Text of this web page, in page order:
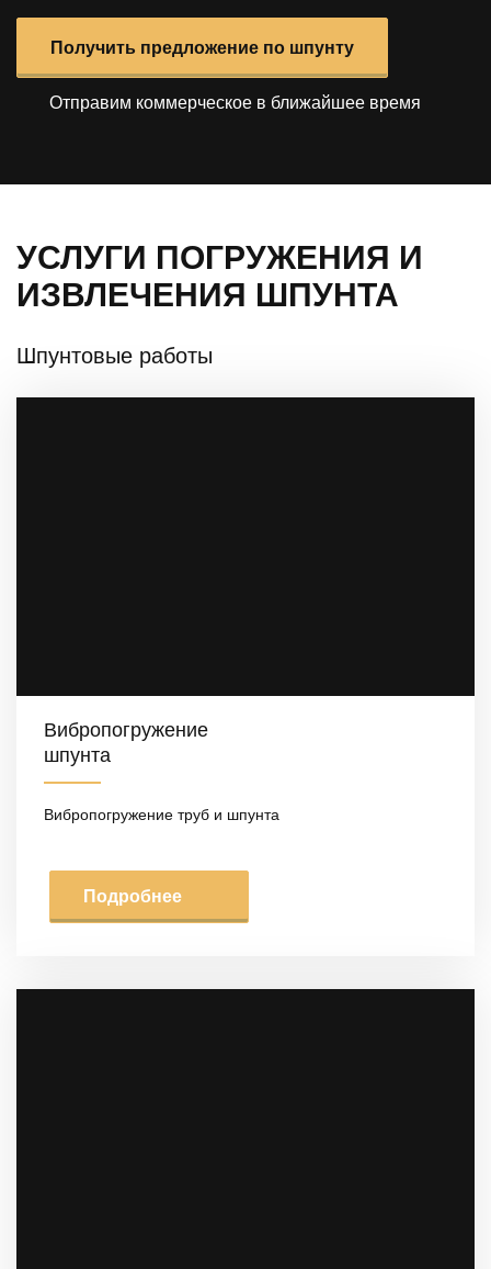
Получить предложение по шпунту
Отправим коммерческое в ближайшее время
УСЛУГИ ПОГРУЖЕНИЯ И
ИЗВЛЕЧЕНИЯ ШПУНТА
Шпунтовые работы
Вибропогружение
шпунта
Вибропогружение труб и шпунта
Подробнее